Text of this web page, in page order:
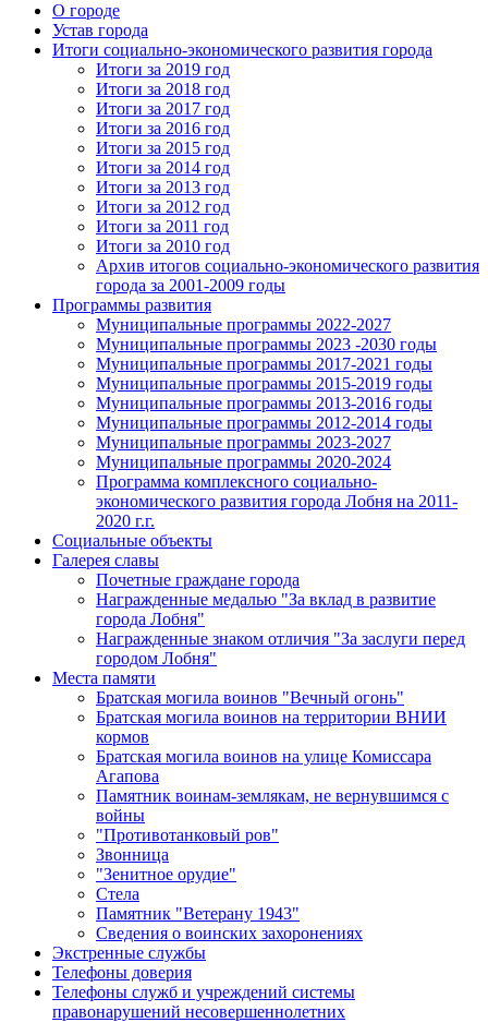
О городе
Устав города
Итоги социально-экономического развития города
Итоги за 2019 год
Итоги за 2018 год
Итоги за 2017 год
Итоги за 2016 год
Итоги за 2015 год
Итоги за 2014 год
Итоги за 2013 год
Итоги за 2012 год
Итоги за 2011 год
Итоги за 2010 год
Архив итогов социально-экономического развития
города за 2001-2009 годы
Программы развития
Муниципальные программы 2022-2027
Муниципальные программы 2023 -2030 годы
Муниципальные программы 2017-2021 годы
Муниципальные программы 2015-2019 годы
Муниципальные программы 2013-2016 годы
Муниципальные программы 2012-2014 годы
Муниципальные программы 2023-2027
Муниципальные программы 2020-2024
Программа комплексного социально-
экономического развития города Лобня на 2011-
2020 г.г.
Социальные объекты
Галерея славы
Почетные граждане города
Награжденные медалью "За вклад в развитие
города Лобня"
Награжденные знаком отличия "За заслуги перед
городом Лобня"
Места памяти
Братская могила воинов "Вечный огонь"
Братская могила воинов на территории ВНИИ
кормов
Братская могила воинов на улице Комиссара
Агапова
Памятник воинам-землякам, не вернувшимся с
войны
"Противотанковый ров"
Звонница
"Зенитное орудие"
Cтела
Памятник "Ветерану 1943"
Сведения о воинских захоронениях
Экстренные службы
Телефоны доверия
Телефоны служб и учреждений системы
правонарушений несовершеннолетних